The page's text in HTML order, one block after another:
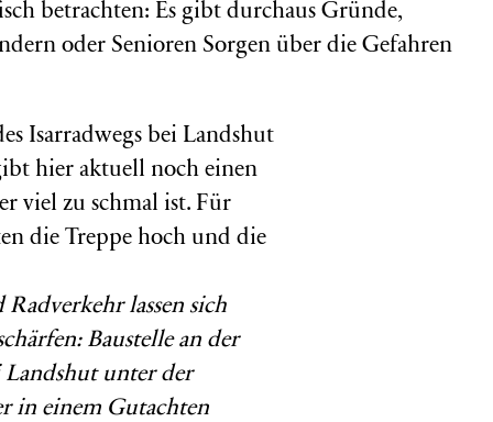
betrachten: Es gibt durchaus Gründe,
oder Senioren Sorgen über die Gefahren
lassen sich
Baustelle an der
Landshut unter der
in einem Gutachten